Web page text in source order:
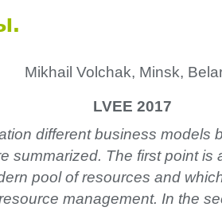
Mikhail Volchak, Minsk,
LVEE 2017
different business models
summarized. The first point is
pool of resources and
management. In the